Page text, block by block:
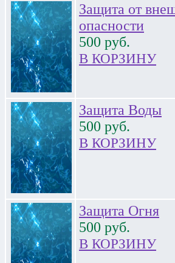
Защита от
опасности
500 руб.
В КОРЗИНУ
Защита Воды
500 руб.
В КОРЗИНУ
Защита Огня
500 руб.
В КОРЗИНУ